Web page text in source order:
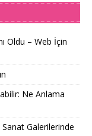
Oldu – Web İçin
Ne Anlama
Galerilerinde